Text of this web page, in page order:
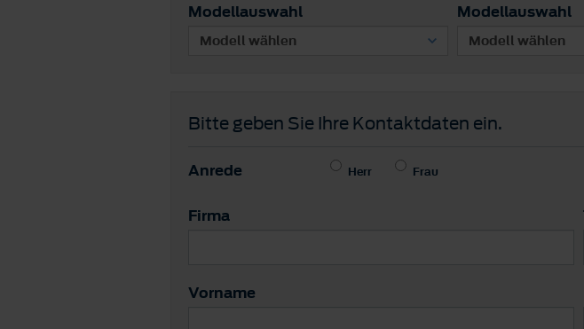
Modellauswahl Modellauswahl
Bitte geben Sie Ihre Kontaktdaten ein.
Anrede Herr Frau
Firma
Vorname